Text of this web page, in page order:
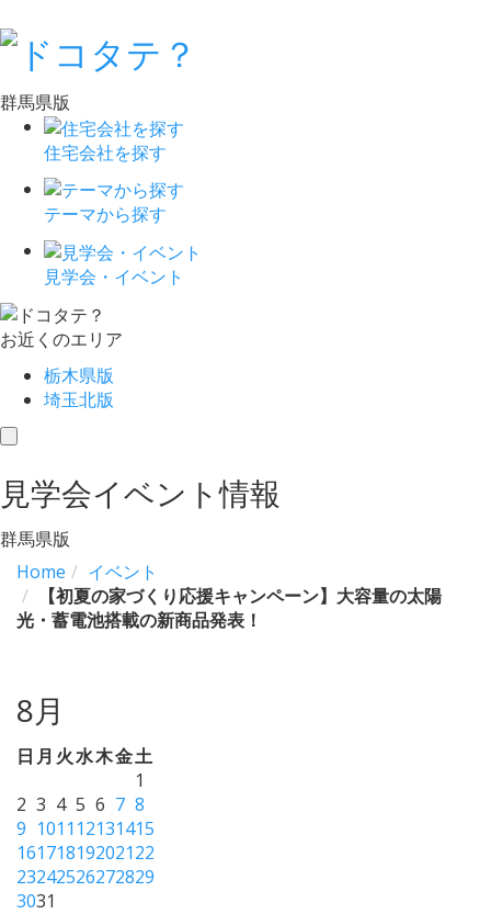
群馬県版
住宅会社を探す
テーマから探す
見学会・イベント
お近くのエリア
栃木県版
埼玉北版
toggle
見学会イベント情報
群馬県版
Home
イベント
【初夏の家づくり応援キャンペーン】大容量の太陽
光・蓄電池搭載の新商品発表！
8月
日 月 火水木金土
1
2 3 4 5 6 7 8
9 1011 12131415
16171819202122
23242526272829
3031